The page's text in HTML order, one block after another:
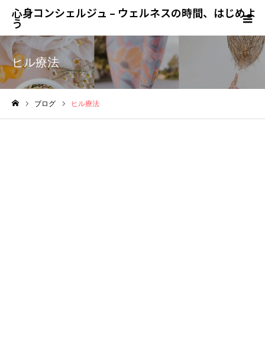
心身コンシェルジュ – ウェルネスの時間、はじめよ
う
ヒル療法
ブログ ヒル療法